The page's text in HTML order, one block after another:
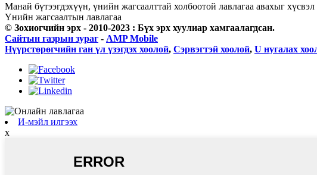
Манай бүтээгдэхүүн, үнийн жагсаалттай холбоотой лавлагаа авахыг
Үнийн жагсаалтын лавлагаа
© Зохиогчийн эрх - 2010-2023 : Бүх эрх хуулиар хамгаалагдсан.
Сайтын газрын зураг - AMP Mobile
Нүүрстөрөгчийн ган үл үзэгдэх хоолой, Сэрвэгтэй хоолой, U нугалах
И-мэйл илгээх
x